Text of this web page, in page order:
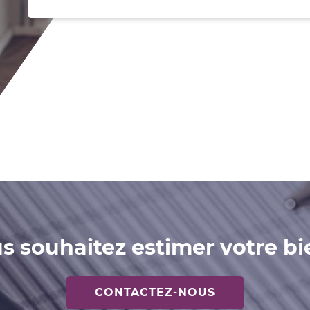
souhaitez estimer votre
CONTACTEZ-NOUS